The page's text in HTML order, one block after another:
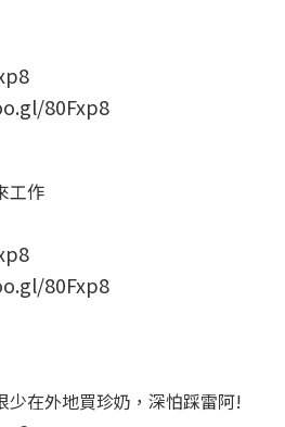
80Fxp8
工作
80Fxp8
少在外地買珍奶，深怕踩雷阿!